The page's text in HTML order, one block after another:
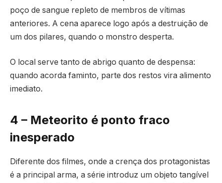
poço de sangue repleto de membros de vítimas
anteriores. A cena aparece logo após a destruição de
um dos pilares, quando o monstro desperta.
O local serve tanto de abrigo quanto de despensa:
quando acorda faminto, parte dos restos vira alimento
imediato.
4 – Meteorito é ponto fraco
inesperado
Diferente dos filmes, onde a crença dos protagonistas
é a principal arma, a série introduz um objeto tangível